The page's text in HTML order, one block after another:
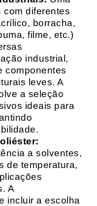
com diferentes
borracha,
filme, etc.)
industrial,
componentes
leves. A
a seleção
ideais para
a solventes,
de temperatura,
A
incluir a escolha